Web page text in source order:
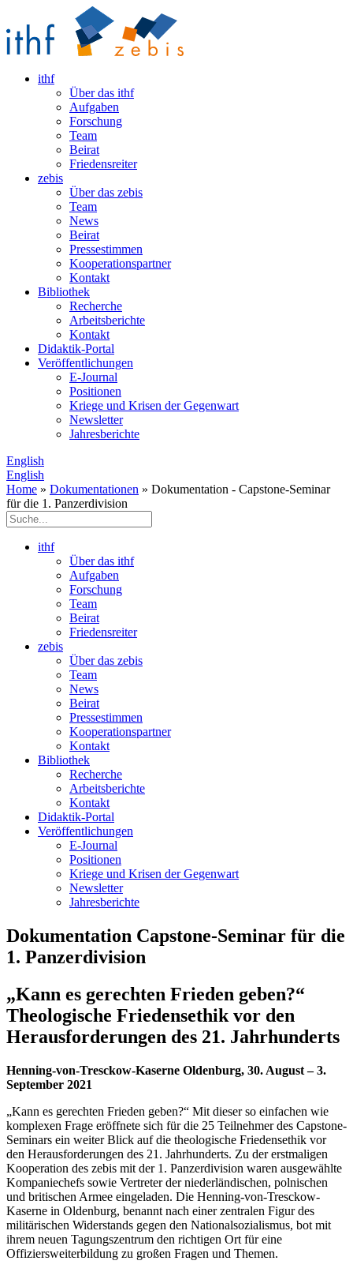
ithf
Über das ithf
Aufgaben
Forschung
Team
Beirat
Friedensreiter
zebis
Über das zebis
Team
News
Beirat
Pressestimmen
Kooperationspartner
Kontakt
Bibliothek
Recherche
Arbeitsberichte
Kontakt
Didaktik-Portal
Veröffentlichungen
E­-Journal
Positionen
Kriege und Krisen der Gegenwart
Newsletter
Jahresberichte
English
English
Home » Dokumentationen » Dokumentation - Capstone-Seminar
für die 1. Panzerdivision
ithf
Über das ithf
Aufgaben
Forschung
Team
Beirat
Friedensreiter
zebis
Über das zebis
Team
News
Beirat
Pressestimmen
Kooperationspartner
Kontakt
Bibliothek
Recherche
Arbeitsberichte
Kontakt
Didaktik-Portal
Veröffentlichungen
E­-Journal
Positionen
Kriege und Krisen der Gegenwart
Newsletter
Jahresberichte
Dokumentation Capstone-Seminar für die
1. Panzerdivision
„Kann es gerechten Frieden geben?“
Theologische Friedensethik vor den
Herausforderungen des 21. Jahrhunderts
Henning-von-Tresckow-Kaserne Oldenburg, 30. August – 3.
September 2021
„Kann es gerechten Frieden geben?“ Mit dieser so einfachen wie
komplexen Frage eröffnete sich für die 25 Teilnehmer des Capstone-
Seminars ein weiter Blick auf die theologische Friedensethik vor
den Herausforderungen des 21. Jahrhunderts. Zu der erstmaligen
Kooperation des zebis mit der 1. Panzerdivision waren ausgewählte
Kompaniechefs sowie Vertreter der niederländischen, polnischen
und britischen Armee eingeladen. Die Henning-von-Tresckow-
Kaserne in Oldenburg, benannt nach einer zentralen Figur des
militärischen Widerstands gegen den Nationalsozialismus, bot mit
ihrem neuen Tagungszentrum den richtigen Ort für eine
Offiziersweiterbildung zu großen Fragen und Themen.